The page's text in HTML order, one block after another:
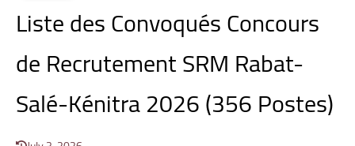
Liste des Convoqués Concours
de Recrutement SRM Rabat-
Salé-Kénitra 2026 (356 Postes)